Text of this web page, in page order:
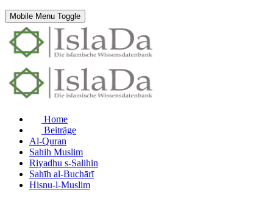
Mobile Menu Toggle
Home
Beiträge
Al-Quran
Sahih Muslim
Riyadhu s-Salihin
Sahīh al-Buchārī
Hisnu-l-Muslim